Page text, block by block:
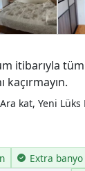
itibarıyla tüm
kaçırmayın.
kat, Yeni Lüks
Extra